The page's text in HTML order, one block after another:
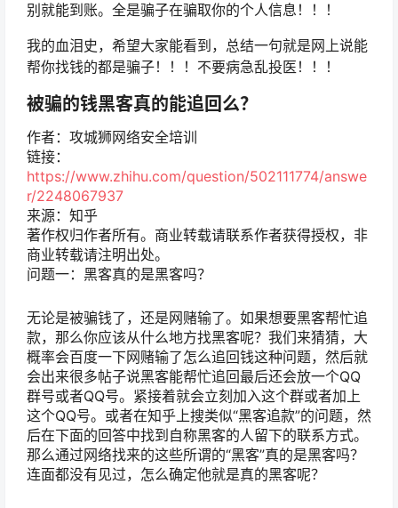
别就能到账。全是骗子在骗取你的个人信息！！！
我的血泪史，希望大家能看到，总结一句就是网上说能
帮你找钱的都是骗子！！！不要病急乱投医！！！
被骗的钱黑客真的能追回么？
作者：攻城狮网络安全培训
链接：
https://www.zhihu.com/question/502111774/answe
r/2248067937
来源：知乎
著作权归作者所有。商业转载请联系作者获得授权，非
商业转载请注明出处。
问题一：黑客真的是黑客吗？
无论是被骗钱了，还是网赌输了。如果想要黑客帮忙追
款，那么你应该从什么地方找黑客呢？我们来猜猜，大
概率会百度一下网赌输了怎么追回钱这种问题，然后就
会出来很多帖子说黑客能帮忙追回最后还会放一个QQ
群号或者QQ号。紧接着就会立刻加入这个群或者加上
这个QQ号。或者在知乎上搜类似“黑客追款”的问题，然
后在下面的回答中找到自称黑客的人留下的联系方式。
那么通过网络找来的这些所谓的“黑客”真的是黑客吗？
连面都没有见过，怎么确定他就是真的黑客呢？